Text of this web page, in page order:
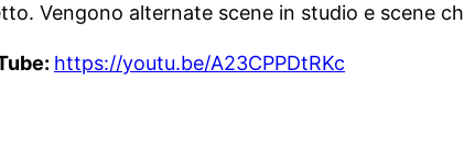
Vengono alternate scene in studio e scene
https://youtu.be/A23CPPDtRKc